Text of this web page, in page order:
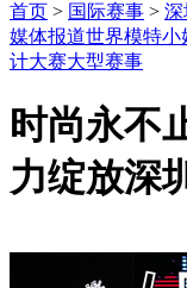
首页 > 国际赛事 > 深
媒体报道世界模特小
计大赛大型赛事
时尚永不
力绽放深